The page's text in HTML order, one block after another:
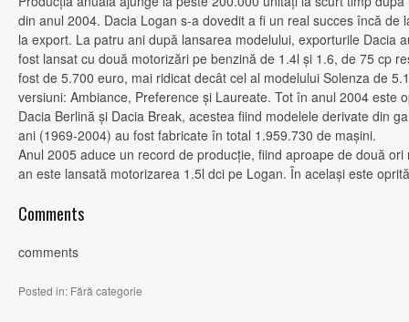
din anul 2004. Dacia Logan s-a dovedit a fi un real succes încă de
la export. La patru ani după lansarea modelului, exporturile Dacia
fost lansat cu două motorizări pe benzină de 1.4l şi 1.6, de 75 cp
fost de 5.700 euro, mai ridicat decât cel al modelului Solenza de
versiuni: Ambiance, Preference şi Laureate. Tot în anul 2004 este
Dacia Berlină şi Dacia Break, acestea fiind modelele derivate din
ani (1969-2004) au fost fabricate în total 1.959.730 de maşini.
Anul 2005 aduce un record de producţie, fiind aproape de două
an este lansată motorizarea 1.5l dci pe Logan. În acelaşi este
Comments
comments
Posted in: Fără categorie